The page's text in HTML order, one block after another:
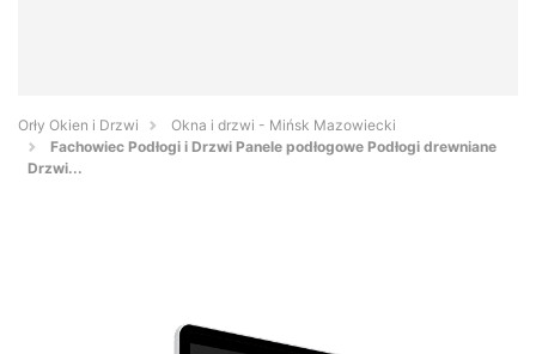
Orły Okien i Drzwi
Okna i drzwi - Mińsk Mazowiecki
Fachowiec Podłogi i Drzwi Panele podłogowe Podłogi drewniane
Drzwi...